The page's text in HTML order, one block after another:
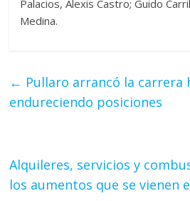
Palacios, Alexis Castro; Guido
Medina.
← Pullaro arrancó la carrera
endureciendo posiciones
Alquileres, servicios y
los aumentos que se vienen